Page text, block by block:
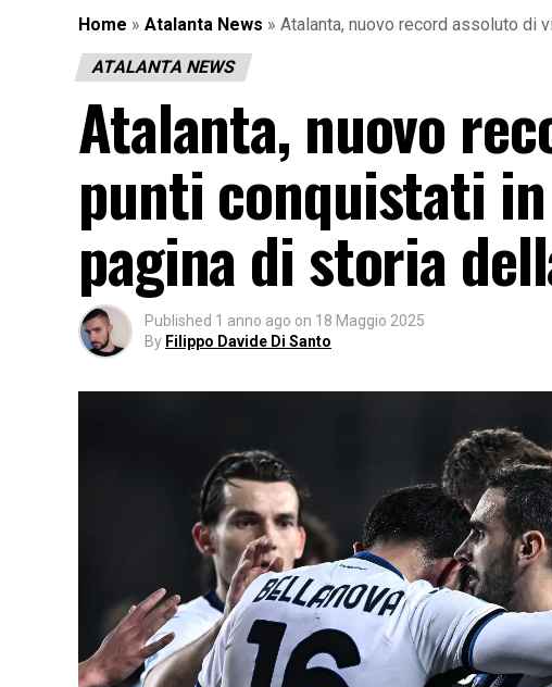
Home » Atalanta News » Atalanta, nuovo record assoluto di
ATALANTA NEWS
Atalanta, nuovo
punti conquistati
pagina di storia
Published 1 anno ago on 18 Maggio 2025
By Filippo Davide Di Santo